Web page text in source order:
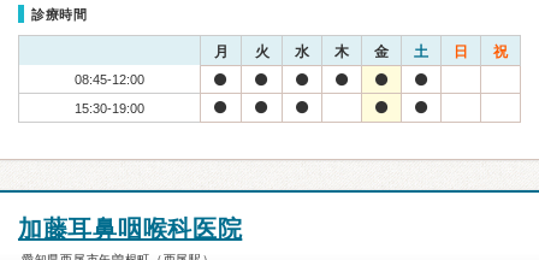
診療時間
月 火 水 木 金 土 日 祝
08:45-12:00
15:30-19:00
加藤耳鼻咽喉科医院